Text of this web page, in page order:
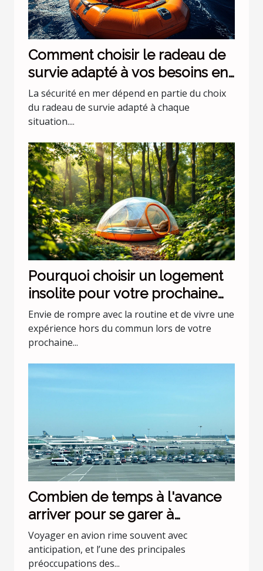
Comment choisir le radeau de
survie adapté à vos besoins en
mer ?
La sécurité en mer dépend en partie du choix
du radeau de survie adapté à chaque
situation....
Pourquoi choisir un logement
insolite pour votre prochaine
escapade ?
Envie de rompre avec la routine et de vivre une
expérience hors du commun lors de votre
prochaine...
Combien de temps à l'avance
arriver pour se garer à
l'aéroport Lyon Saint Exupéry ?
Voyager en avion rime souvent avec
anticipation, et l’une des principales
préoccupations des...